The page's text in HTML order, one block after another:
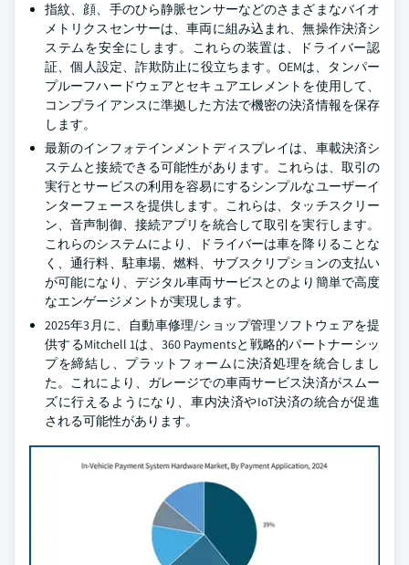
指紋、顔、手のひら静脈センサーなどのさまざまなバイオ
メトリクスセンサーは、車両に組み込まれ、無操作決済シ
ステムを安全にします。これらの装置は、ドライバー認
証、個人設定、詐欺防止に役立ちます。OEMは、タンパー
プルーフハードウェアとセキュアエレメントを使用して、
コンプライアンスに準拠した方法で機密の決済情報を保存
します。
最新のインフォテインメントディスプレイは、車載決済シ
ステムと接続できる可能性があります。これらは、取引の
実行とサービスの利用を容易にするシンプルなユーザーイ
ンターフェースを提供します。これらは、タッチスクリー
ン、音声制御、接続アプリを統合して取引を実行します。
これらのシステムにより、ドライバーは車を降りることな
く、通行料、駐車場、燃料、サブスクリプションの支払い
が可能になり、デジタル車両サービスとのより簡単で高度
なエンゲージメントが実現します。
2025年3月に、自動車修理/ショップ管理ソフトウェアを提
供するMitchell 1は、360 Paymentsと戦略的パートナーシッ
プを締結し、プラットフォームに決済処理を統合しまし
た。これにより、ガレージでの車両サービス決済がスムー
ズに行えるようになり、車内決済やIoT決済の統合が促進
される可能性があります。